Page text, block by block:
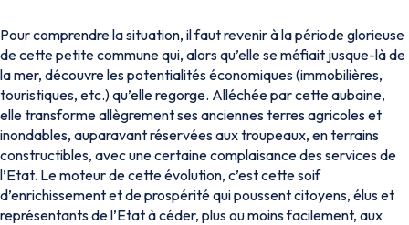
Pour comprendre la situation, il faut revenir à la période glorieuse
de cette petite commune qui, alors qu’elle se méfiait jusque-là de
la mer, découvre les potentialités économiques (immobilières,
touristiques, etc.) qu’elle regorge. Alléchée par cette aubaine,
elle transforme allègrement ses anciennes terres agricoles et
inondables, auparavant réservées aux troupeaux, en terrains
constructibles, avec une certaine complaisance des services de
l’Etat. Le moteur de cette évolution, c’est cette soif
d’enrichissement et de prospérité qui poussent citoyens, élus et
représentants de l’Etat à céder, plus ou moins facilement, aux